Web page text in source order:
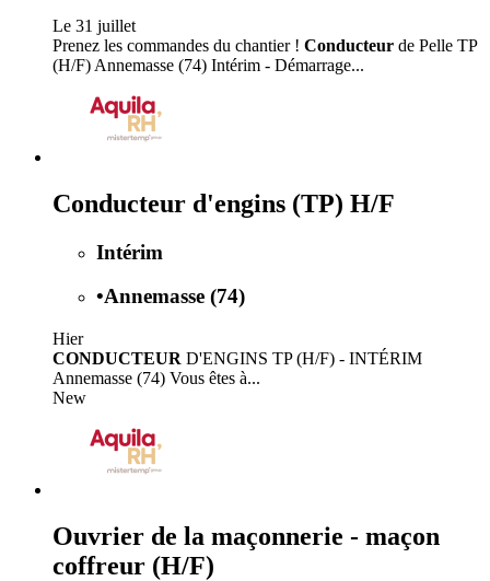
Le 31 juillet
Prenez les commandes du chantier ! Conducteur de Pelle TP
(H/F) Annemasse (74) Intérim - Démarrage...
Conducteur d'engins (TP) H/F
Intérim
•Annemasse (74)
Hier
CONDUCTEUR D'ENGINS TP (H/F) - INTÉRIM
Annemasse (74) Vous êtes à...
New
Ouvrier de la maçonnerie - maçon
coffreur (H/F)